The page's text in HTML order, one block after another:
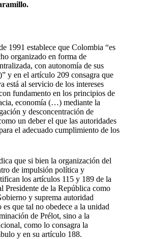
1991 establece que Colombia “es
organizado en forma de
con autonomía de sus
y en el artículo 209 consagra que
está al servicio de los intereses
fundamento en los principios de
economía (…) mediante la
y desconcentración de
un deber el que las autoridades
el adecuado cumplimiento de los
que si bien la organización del
de impulsión política y
los artículos 115 y 189 de la
Presidente de la República como
y suprema autoridad
que tal no obedece a la unidad
de Prélot, sino a la
como lo consagra la
y en su artículo 188.